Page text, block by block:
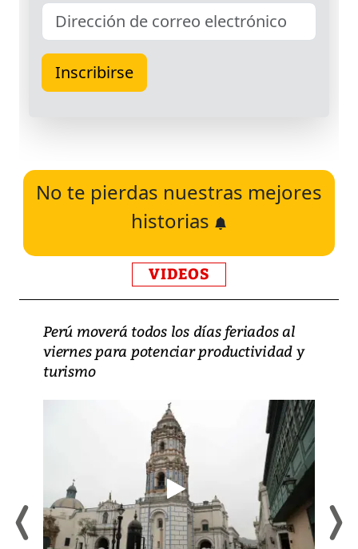
No te pierdas nuestras mejores
historias
VIDEOS
Perú moverá todos los días feriados al
viernes para potenciar productividad y
turismo